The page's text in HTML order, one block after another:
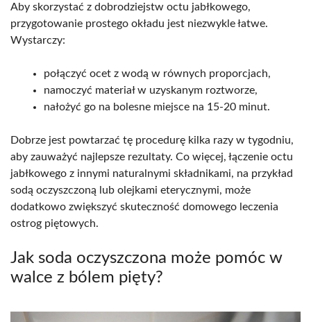
Aby skorzystać z dobrodziejstw octu jabłkowego,
przygotowanie prostego okładu jest niezwykle łatwe.
Wystarczy:
połączyć ocet z wodą w równych proporcjach,
namoczyć materiał w uzyskanym roztworze,
nałożyć go na bolesne miejsce na 15-20 minut.
Dobrze jest powtarzać tę procedurę kilka razy w tygodniu,
aby zauważyć najlepsze rezultaty. Co więcej, łączenie octu
jabłkowego z innymi naturalnymi składnikami, na przykład
sodą oczyszczoną lub olejkami eterycznymi, może
dodatkowo zwiększyć skuteczność domowego leczenia
ostrog piętowych.
Jak soda oczyszczona może pomóc w
walce z bólem pięty?